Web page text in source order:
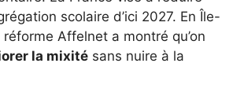
scolaire d’ici 2027. En Île-
Affelnet a montré qu’on
la mixité sans nuire à la